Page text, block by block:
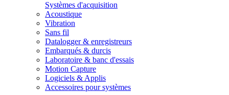
Systèmes d'acquisition
Acoustique
Vibration
Sans fil
Datalogger & enregistreurs
Embarqués & durcis
Laboratoire & banc d'essais
Motion Capture
Logiciels & Applis
Accessoires pour systèmes